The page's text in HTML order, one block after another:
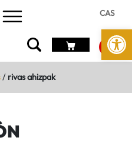
Abrir
CAS
/ rivas ahizpak